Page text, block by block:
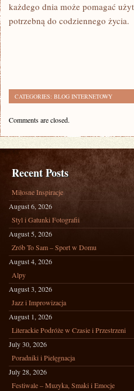
każdego dnia może pomagać
potrzebną do codziennego życia.
CATEGORIES: BLOG INTERNETOWY
Comments are closed.
Recent Posts
Miłosne Inspiracje
August 6, 2026
Styl i Gatunki Fotografii
August 5, 2026
Zrób To Sam – Sport w Domu
August 4, 2026
Alpy
August 3, 2026
Jazz i Improwizacja
August 1, 2026
Literackie Podróże w Czasie i Przestrzeni
July 30, 2026
Poradniki i Pielęgnacja
July 28, 2026
Festiwale – Muzyka, Smaki i Emocje